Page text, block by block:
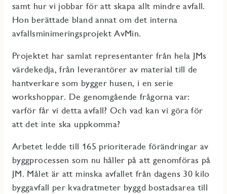
samt hur vi jobbar för att skapa allt mindre avfall.
Hon berättade bland annat om det interna
avfallsminimeringsprojekt AvMin.
Projektet har samlat representanter från hela JMs
värdekedja, från leverantörer av material till de
hantverkare som bygger husen, i en serie
workshoppar. De genomgående frågorna var:
varför får vi detta avfall? Och vad kan vi göra för
att det inte ska uppkomma?
Arbetet ledde till 165 prioriterade förändringar av
byggprocessen som nu håller på att genomföras på
JM. Målet är att minska avfallet från dagens 30 kilo
byggavfall per kvadratmeter byggd bostadsarea till